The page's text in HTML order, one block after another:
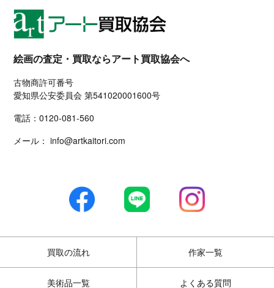
絵画の査定・買取ならアート買取協会へ
古物商許可番号
愛知県公安委員会 第541020001600号
電話：0120-081-560
メール： info@artkaitori.com
買取の流れ 作家一覧
美術品一覧 よくある質問